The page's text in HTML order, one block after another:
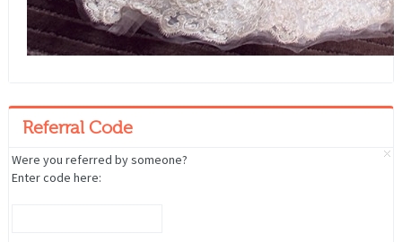
Referral Code
Were you referred by someone?
Enter code here: